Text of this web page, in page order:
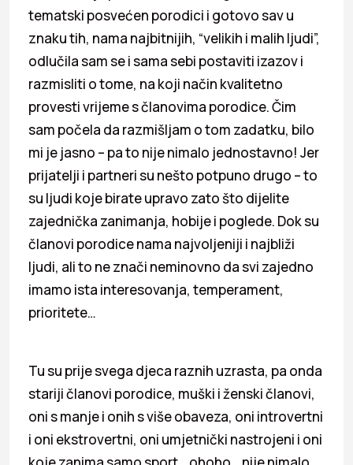
tematski posvećen porodici i gotovo sav u
znaku tih, nama najbitnijih, “velikih i malih ljudi”,
odlučila sam se i sama sebi postaviti izazov i
razmisliti o tome, na koji način kvalitetno
provesti vrijeme s članovima porodice. Čim
sam počela da razmišljam o tom zadatku, bilo
mi je jasno – pa to nije nimalo jednostavno! Jer
prijatelji i partneri su nešto potpuno drugo – to
su ljudi koje birate upravo zato što dijelite
zajednička zanimanja, hobije i poglede. Dok su
članovi porodice nama najvoljeniji i najbliži
ljudi, ali to ne znači neminovno da svi zajedno
imamo ista interesovanja, temperament,
prioritete…
Tu su prije svega djeca raznih uzrasta, pa onda
stariji članovi porodice, muški i ženski članovi,
oni s manje i onih s više obaveza, oni introvertni
i oni ekstrovertni, oni umjetnički nastrojeni i oni